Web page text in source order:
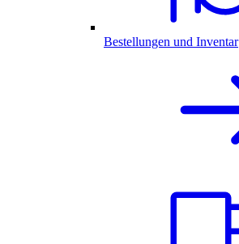
Bestellungen und Inventar